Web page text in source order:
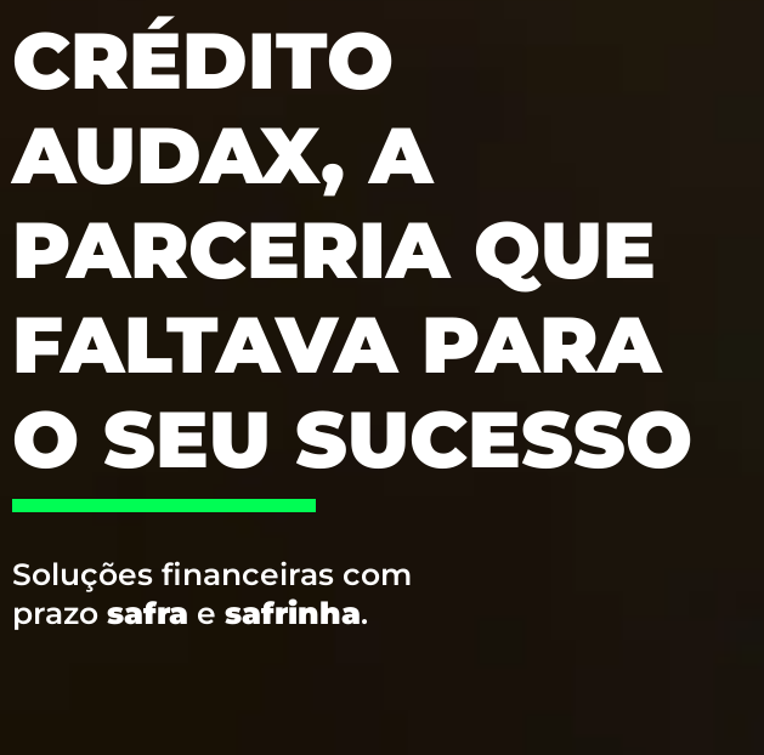
CRÉDITO
AUDAX, A
PARCERIA QUE
FALTAVA PARA
O SEU SUCESSO
Soluções financeiras com
prazo safra e safrinha.